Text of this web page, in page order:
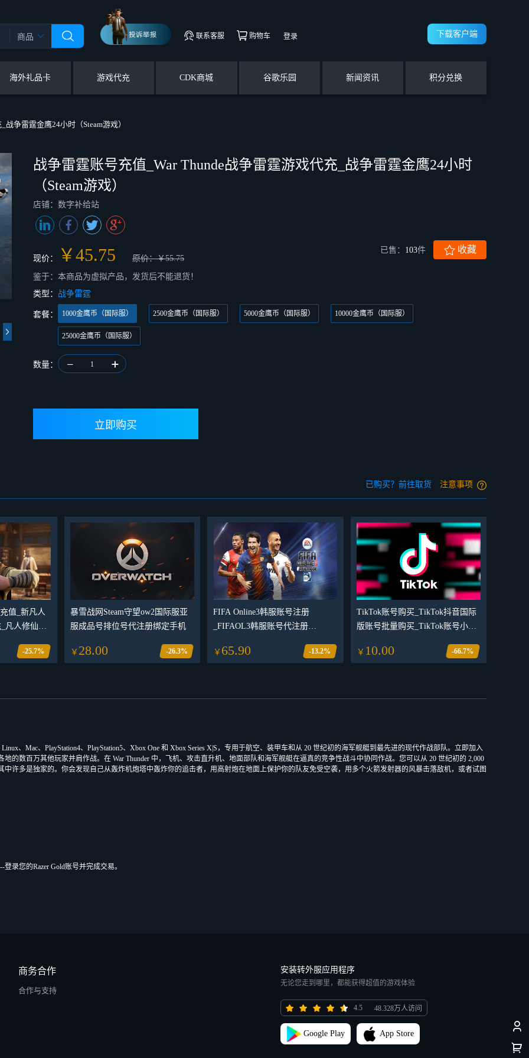
商品 联系客服 购物车 登录 下载客户端
海外礼品卡 游戏代充 CDK商城 谷歌乐园 新闻资讯 积分兑换
争雷霆金鹰24小时（Steam游戏）
战争雷霆账号充值_War Thunde战争雷霆游戏代充_战争雷霆金鹰24小时
（Steam游戏）
店铺：数字补给站
现价： ￥45.75 原价：￥55.75
已售： 103件 收藏
鉴于：本商品为虚拟产品，发货后不能退货！
类型： 战争雷霆
套餐： 1000金鹰币（国际服） 2500金鹰币（国际服） 5000金鹰币（国际服） 10000金鹰币（国际服）
25000金鹰币（国际服）
数量： 1
已购买？前往取货 注意事项
值_新凡人
凡人修仙传
-25.7%
暴雪战网Steam守望ow2国际服亚
服成品号排位号代注册绑定手机
￥ 28.00 -26.3%
FIFA Online3韩服账号注册
_FIFAOL3韩服账号代注册
角色名ID
￥ 65.90 -13.2%
TikTok账号购买_TikTok抖音国际
版账号批量购买_TikTok账号小白
￥ 10.00 -66.7%
、Mac、PlayStation4、PlayStation5、Xbox One 和 Xbox Series X|S，专用于航空、装甲车和从 20 世纪初的海军舰艇到最先进的现代作战部队。立即加入
的数百万其他玩家并肩作战。在 War Thunder 中，飞机、攻击直升机、地面部队和海军舰艇在逼真的竞争性战斗中协同作战。您可以从 20 世纪初的 2,000
许多是独家的。你会发现自己从轰炸机炮塔中轰炸你的追击者，用高射炮在地面上保护你的队友免受空袭，用多个火箭发射器的风暴击落敌机，或者试图
录您的Razer Gold账号并完成交易。
商务合作
合作与支持
安装转外服应用程序
无论您走到哪里，都能获得超值的游戏体验
4.5 48.328万人访问
Google Play App Store